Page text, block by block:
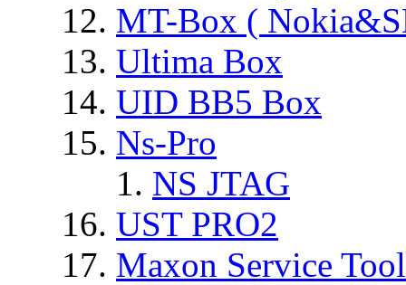
MT-Box (
Ultima Box
UID BB5 Box
Ns-Pro
NS JTAG
UST PRO2
Maxon Service